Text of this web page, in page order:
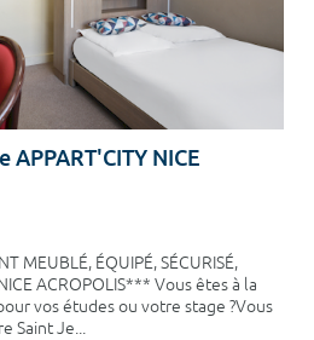
NICE
MEUBLÉ, ÉQUIPÉ, SÉCURISÉ,
ACROPOLIS*** Vous êtes à la
vos études ou votre stage ?Vous
Saint Je...